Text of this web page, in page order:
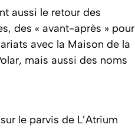
aussi le retour des
des « avant-après » pour
avec la Maison de la
mais aussi des noms
le parvis de L’Atrium